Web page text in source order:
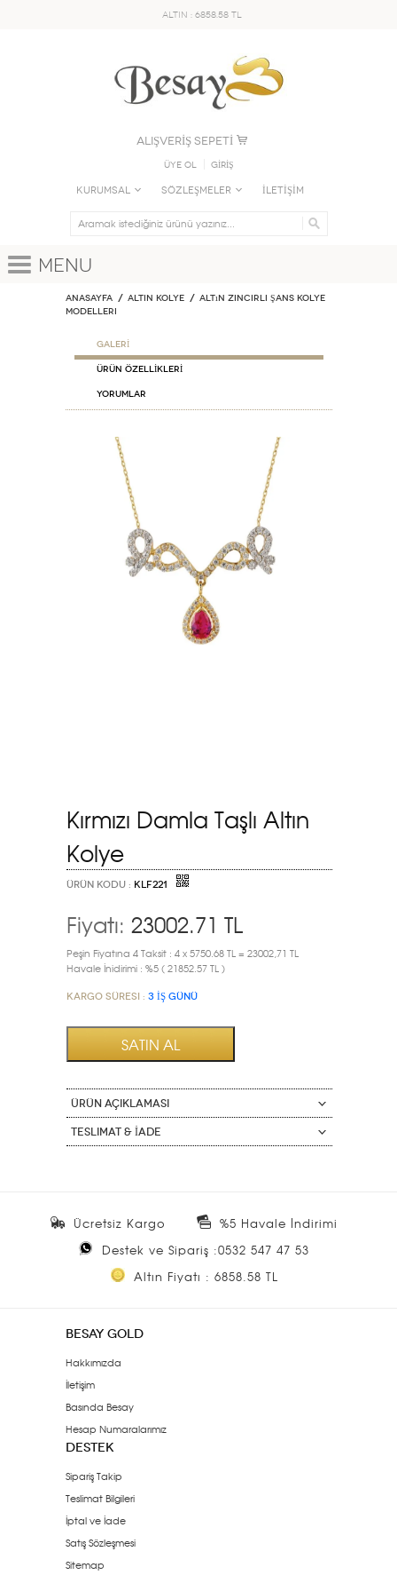
ALTIN : 6858.58 TL
ALIŞVERİŞ SEPETİ
Üye Ol GİRİŞ
KURUMSAL SÖZLEŞMELER İLETİŞİM
Menu
Anasayfa ALTIN KOLYE
Altın Zincirli Şans Kolye
Modelleri
GALERİ
ÜRÜN ÖZELLİKLERİ
Yorumlar
Kırmızı Damla Taşlı Altın
Kolye
ÜRÜN KODU : KLF221
Fiyatı: 23002.71 TL
Peşin Fiyatına 4 Taksit : 4 x 5750.68 TL = 23002,71 TL
Havale İnidirimi : %5 ( 21852.57 TL )
Kargo Süresi : 3 İŞ GÜNÜ
ÜRÜN AÇIKLAMASI
Teslimat & İade
Ücretsiz Kargo
%5 Havale İndirimi
Destek ve Sipariş :0532 547 47 53
Altın Fiyatı : 6858.58 TL
BESAY GOLD
Hakkımızda
İletişim
Basında Besay
Hesap Numaralarımız
DESTEK
Sipariş Takip
Teslimat Bilgileri
İptal ve İade
Satış Sözleşmesi
Sitemap